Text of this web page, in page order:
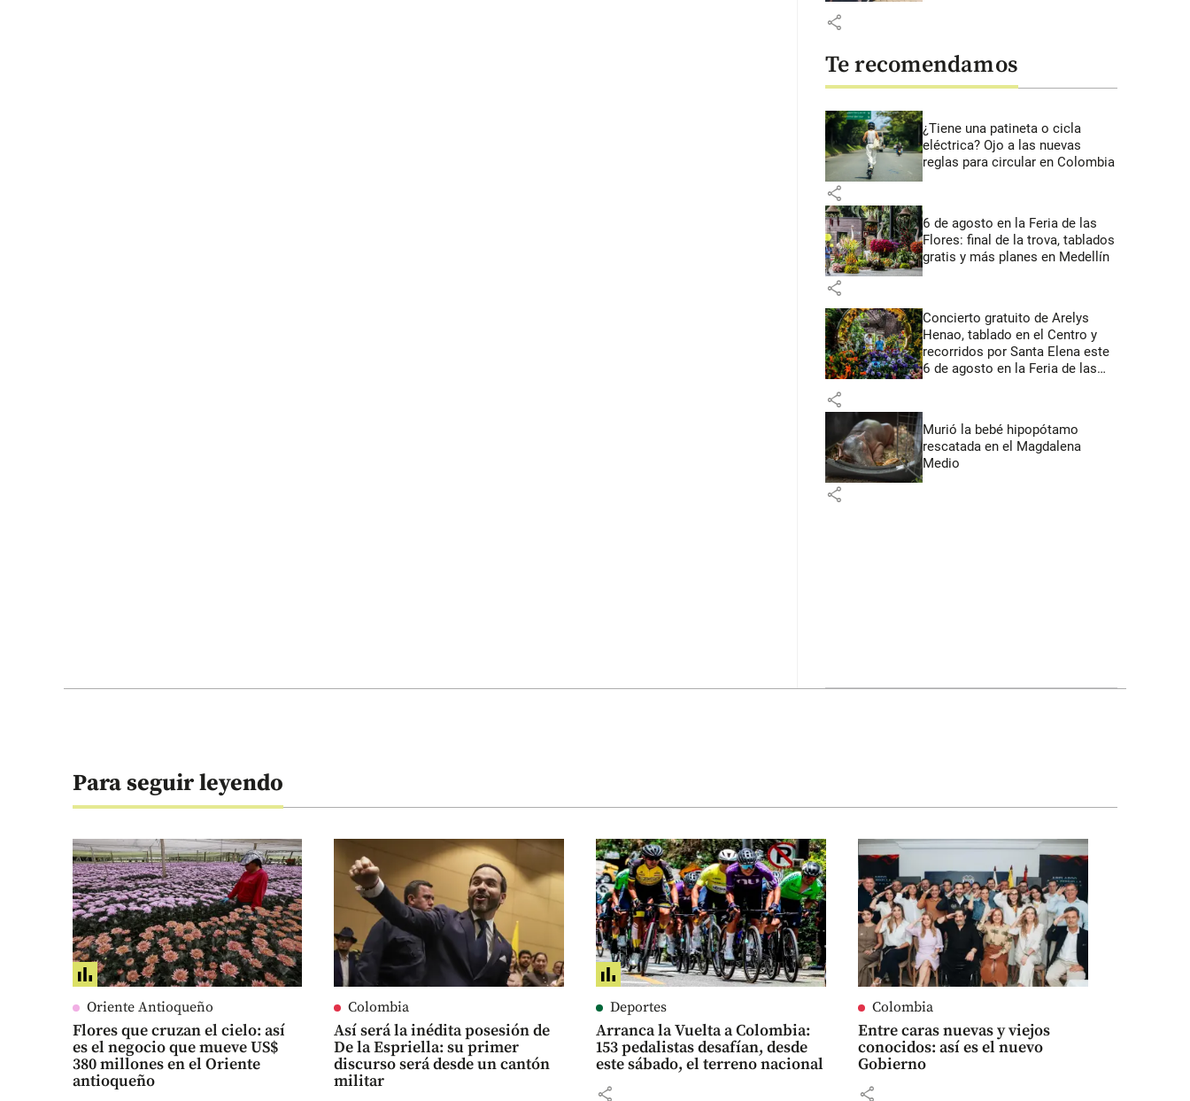
share
Te recomendamos
¿Tiene una patineta o cicla
eléctrica? Ojo a las nuevas
reglas para circular en Colombia
share
6 de agosto en la Feria de las
Flores: final de la trova, tablados
gratis y más planes en Medellín
share
Concierto gratuito de Arelys
Henao, tablado en el Centro y
recorridos por Santa Elena este
6 de agosto en la Feria de las
share
Murió la bebé hipopótamo
rescatada en el Magdalena
Medio
share
Para seguir leyendo
Oriente Antioqueño
Flores que cruzan el cielo: así
es el negocio que mueve US$
380 millones en el Oriente
antioqueño
Colombia
Así será la inédita posesión de
De la Espriella: su primer
discurso será desde un cantón
militar
Deportes
Arranca la Vuelta a Colombia:
153 pedalistas desafían, desde
este sábado, el terreno nacional
share
Colombia
Entre caras nuevas y viejos
conocidos: así es el nuevo
Gobierno
share